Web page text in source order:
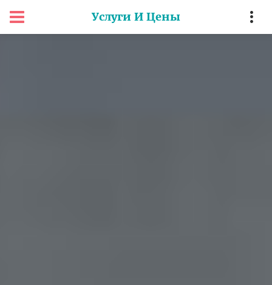
Услуги И Цены